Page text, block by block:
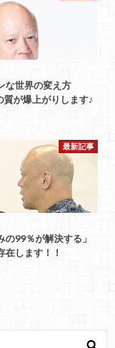
な世界の変え方
質が爆上がりします♪
最新記事
の99％が解決する」
在します！！